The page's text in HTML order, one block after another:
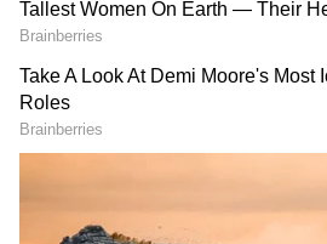
நேற்றைய நிலவரப்படி
உயர்ந்து ரூ.45,560க்கு